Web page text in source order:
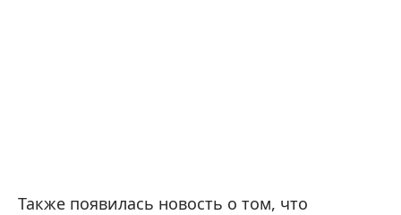
Также появилась новость о том, что